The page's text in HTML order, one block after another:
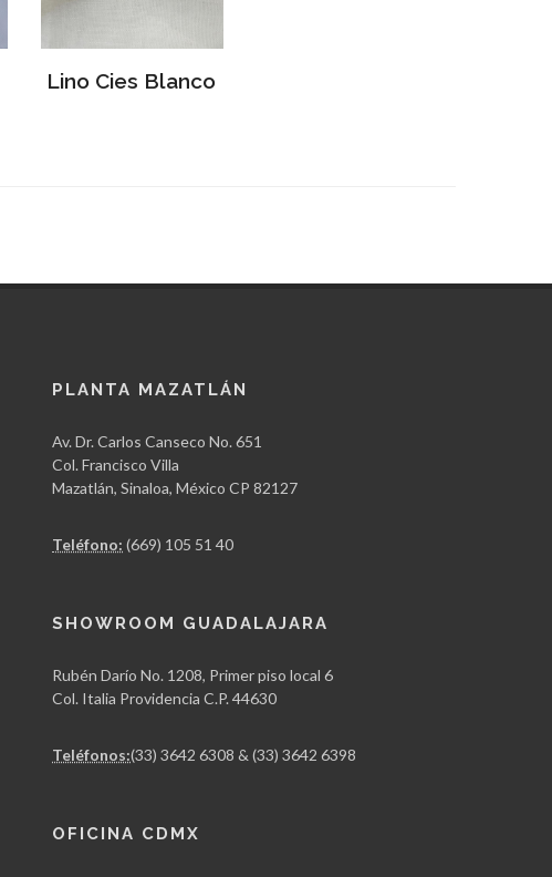
Lino Cies Blanco
PLANTA MAZATLÁN
Av. Dr. Carlos Canseco No. 651
Col. Francisco Villa
Mazatlán, Sinaloa, México CP 82127
Teléfono: (669) 105 51 40
SHOWROOM GUADALAJARA
Rubén Darío No. 1208, Primer piso local 6
Col. Italia Providencia C.P. 44630
Teléfonos:(33) 3642 6308 & (33) 3642 6398
OFICINA CDMX